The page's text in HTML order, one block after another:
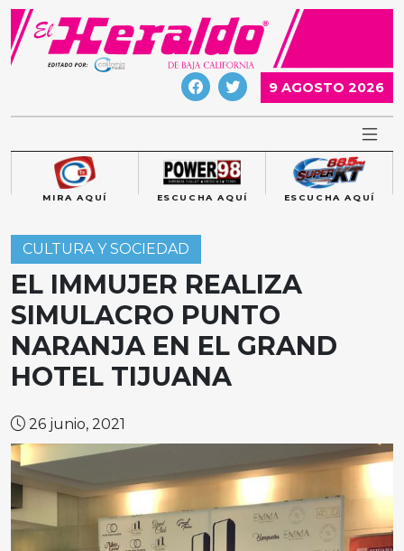
Skip
content
9 AGOSTO 2026
MIRA AQUÍ ESCUCHA AQUÍ ESCUCHA AQUÍ
CULTURA Y SOCIEDAD
EL IMMUJER REALIZA
SIMULACRO PUNTO
NARANJA EN EL GRAND
HOTEL TIJUANA
26 junio, 2021